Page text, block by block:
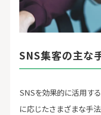
SNS集客の主な
SNSを効果的に活用す
に応じたさまざまな手